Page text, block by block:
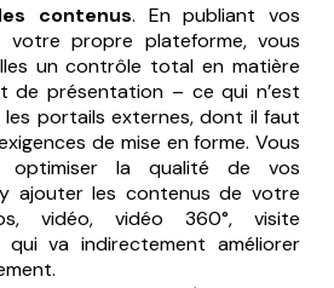
contenus. En publiant vos
votre propre plateforme, vous
un contrôle total en matière
de présentation – ce qui n’est
les portails externes, dont il faut
de mise en forme. Vous
optimiser la qualité de vos
ajouter les contenus de votre
vidéo, vidéo 360°, visite
qui va indirectement améliorer